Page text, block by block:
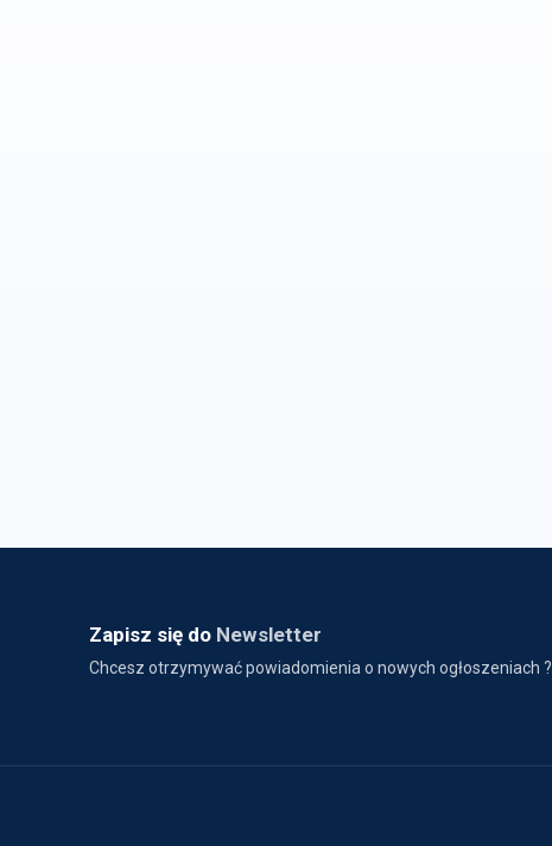
Zapisz się do Newsletter
Chcesz otrzymywać powiadomienia o nowych ogłoszeniach ?